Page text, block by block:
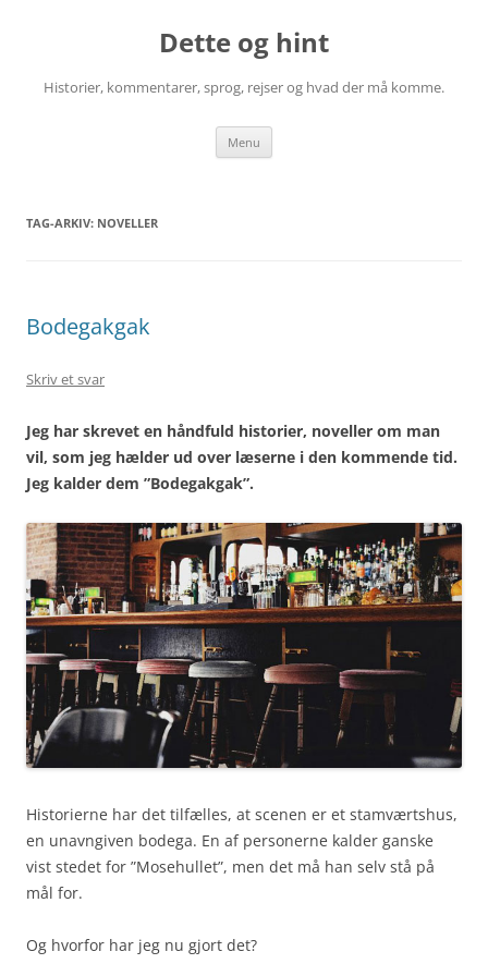
Dette og hint
Historier, kommentarer, sprog, rejser og hvad der må komme.
Menu
TAG-ARKIV: NOVELLER
Bodegakgak
Skriv et svar
Jeg har skrevet en håndfuld historier, noveller om man
vil, som jeg hælder ud over læserne i den kommende tid.
Jeg kalder dem ”Bodegakgak”.
Historierne har det tilfælles, at scenen er et stamværtshus,
en unavngiven bodega. En af personerne kalder ganske
vist stedet for ”Mosehullet”, men det må han selv stå på
mål for.
Og hvorfor har jeg nu gjort det?